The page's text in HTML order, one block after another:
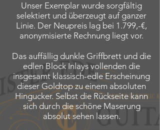
Unser Exemplar wurde sorgfältig
selektiert und überzeugt auf ganzer
Linie. Der Neupreis lag bei 1.799,-€,
anonymisierte Rechnung liegt vor.
Das auffällig dunkle Griffbrett und die
edlen Block Inlays vollenden die
insgesamt klassisch-edle Erscheinung
dieser Goldtop zu einem absoluten
Hingucker. Selbst die Rückseite kann
sich durch die schöne Maserung
absolut sehen lassen.